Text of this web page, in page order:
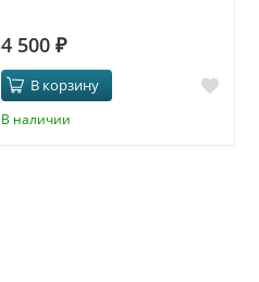
4 500 ₽
В корзину
В наличии